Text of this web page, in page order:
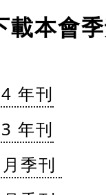
載本會
年刊
年刊
季刊